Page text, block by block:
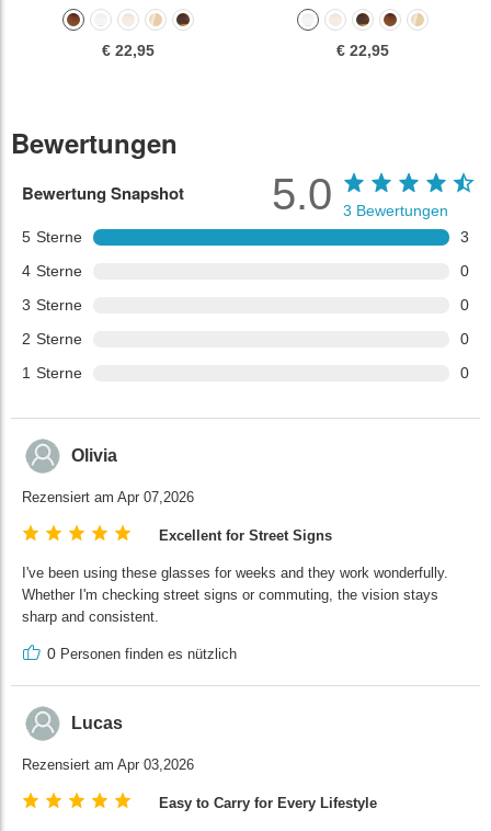
€ 22,95 € 22,95
Bewertungen
Bewertung Snapshot
5 Sterne
3
4 Sterne
0
3 Sterne
0
2 Sterne
0
1 Sterne 0
5.0 3 Bewertungen
Olivia
Rezensiert am Apr 07,2026
Excellent for Street Signs
I've been using these glasses for weeks and they work wonderfully.
Whether I'm checking street signs or commuting, the vision stays
sharp and consistent.
0 Personen finden es nützlich
Lucas
Rezensiert am Apr 03,2026
Easy to Carry for Every Lifestyle